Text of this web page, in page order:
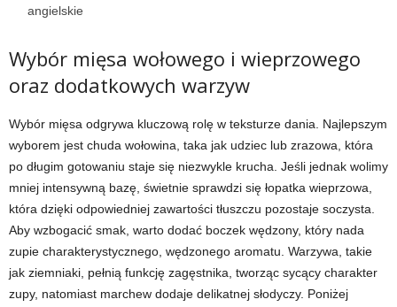
angielskie
Wybór mięsa wołowego i wieprzowego
oraz dodatkowych warzyw
Wybór mięsa odgrywa kluczową rolę w teksturze dania. Najlepszym
wyborem jest chuda wołowina, taka jak udziec lub zrazowa, która
po długim gotowaniu staje się niezwykle krucha. Jeśli jednak wolimy
mniej intensywną bazę, świetnie sprawdzi się łopatka wieprzowa,
która dzięki odpowiedniej zawartości tłuszczu pozostaje soczysta.
Aby wzbogacić smak, warto dodać boczek wędzony, który nada
zupie charakterystycznego, wędzonego aromatu. Warzywa, takie
jak ziemniaki, pełnią funkcję zagęstnika, tworząc sycący charakter
zupy, natomiast marchew dodaje delikatnej słodyczy. Poniżej